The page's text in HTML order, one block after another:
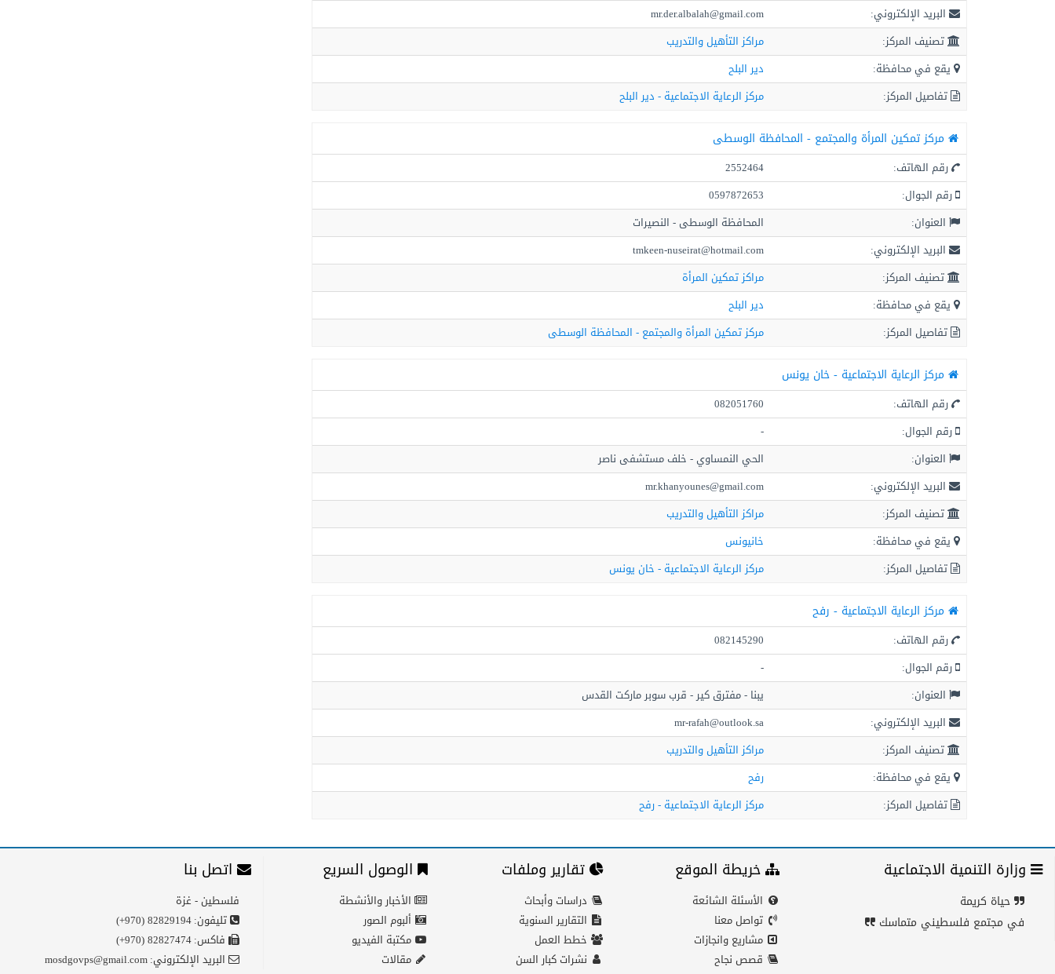
البريد الإلكتروني:
mr.der.albalah@gmail.com
تصنيف المركز:
مراكز التأهيل والتدريب
يقع في محافظة:
دير البلح
تفاصيل المركز:
مركز الرعاية الاجتماعية - دير البلح
مركز تمكين المرأة والمجتمع - المحافظة الوسطى
رقم الهاتف:
2552464
رقم الجوال:
0597872653
العنوان:
المحافظة الوسطى - النصيرات
البريد الإلكتروني:
tmkeen-nuseirat@hotmail.com
تصنيف المركز:
مراكز تمكين المرأة
يقع في محافظة:
دير البلح
تفاصيل المركز:
مركز تمكين المرأة والمجتمع - المحافظة الوسطى
مركز الرعاية الاجتماعية - خان يونس
رقم الهاتف:
082051760
رقم الجوال:
-
العنوان:
الحي النمساوي - خلف مستشفى ناصر
البريد الإلكتروني:
mr.khanyounes@gmail.com
تصنيف المركز:
مراكز التأهيل والتدريب
يقع في محافظة:
خانيونس
تفاصيل المركز:
مركز الرعاية الاجتماعية - خان يونس
مركز الرعاية الاجتماعية - رفح
رقم الهاتف:
082145290
رقم الجوال:
-
العنوان:
يبنا - مفترق كير - قرب سوبر ماركت القدس
البريد الإلكتروني:
mr-rafah@outlook.sa
تصنيف المركز:
مراكز التأهيل والتدريب
يقع في محافظة:
رفح
تفاصيل المركز:
مركز الرعاية الاجتماعية - رفح
وزارة التنمية الاجتماعية
حياة كريمة
في مجتمع فلسطيني متماسك
خريطة الموقع
الأسئلة الشائعة
تواصل معنا
مشاريع وانجازات
قصص نجاح
تقارير وملفات
دراسات وأبحاث
التقارير السنوية
خطط العمل
نشرات كبار السن
الوصول السريع
الأخبار والأنشطة
ألبوم الصور
مكتبة الفيديو
مقالات
اتصل بنا
فلسطين - غزة
تليفون:(+970) 82829194
فاكس:(+970) 82827474
البريد الإلكتروني:mosdgovps@gmail.com